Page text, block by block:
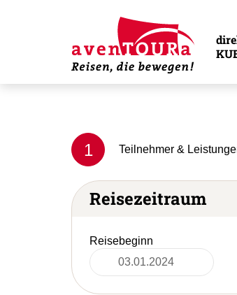
1 Teilnehmer &
Reisezeitraum
Reisebeginn